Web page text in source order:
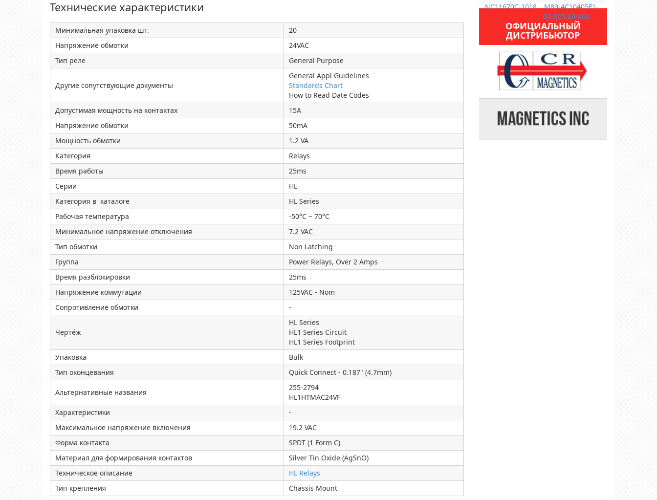
Технические характеристики
Минимальная упаковка шт.
20
Напряжение обмотки
24VAC
Тип реле
General Purpose
Другие сопутствующие документы
General Appl Guidelines
Standards Chart
How to Read Date Codes
Допустимая мощность на контактах
15A
Напряжение обмотки
50mA
Мощность обмотки
1.2 VA
Категория
Relays
Время работы
25ms
Серии
HL
Категория в каталоге
HL Series
Рабочая температура
-50°C ~ 70°C
Минимальное напряжение отключения
7.2 VAC
Тип обмотки
Non Latching
Группа
Power Relays, Over 2 Amps
Время разблокировки
25ms
Напряжение коммутации
125VAC - Nom
Сопротивление обмотки
-
Чертёж
HL Series
HL1 Series Circuit
HL1 Series Footprint
Упаковка
Bulk
Тип оконцевания
Quick Connect - 0.187" (4.7mm)
Альтернативные названия
255-2794
HL1HTMAC24VF
Характеристики
-
Максимальное напряжение включения
19.2 VAC
Форма контакта
SPDT (1 Form C)
Материал для формирования контактов
Silver Tin Oxide (AgSnO)
Техническое описание
HL Relays
Тип крепления
Chassis Mount
NC11670C-1018
M80-4C10405F1-
02-325-00-000
ОФИЦИАЛЬНЫЙ
ДИСТРИБЬЮТОР